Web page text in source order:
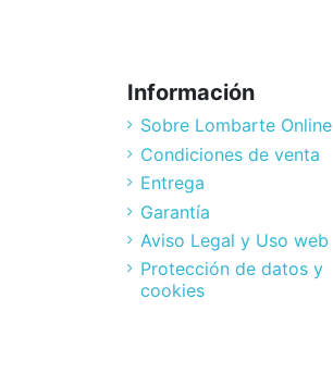
Información
Sobre Lombarte Online
Condiciones de venta
Entrega
Garantía
Aviso Legal y Uso web
Protección de datos y
cookies